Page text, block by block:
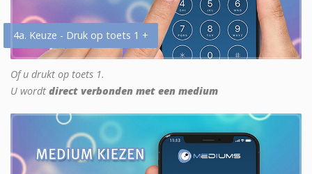
4a. Keuze - Druk op toets 1 +
Of u drukt op toets 1.
U wordt direct verbonden met een medium